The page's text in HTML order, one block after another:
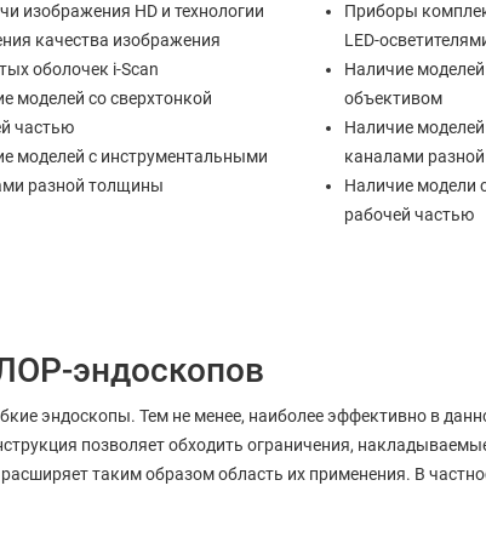
изображения HD и технологии
качества изображения
оболочек i-Scan
моделей со сверхтонкой
частью
моделей с инструментальными
разной толщины
Приборы
LED-
Наличие
объективом
Наличие
каналами
Наличие модели
рабочей частью
эндоскопов
эндоскопы. Тем не менее, наиболее эффективно в
позволяет обходить ограничения,
таким образом область их применения. В